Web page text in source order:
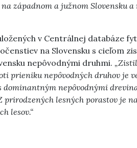
západnom a južnom Slovensku
v Centrálnej databáze
na Slovensku s cieľom
nepôvodnými druhmi.
prieniku nepôvodných druhov je
dominantným nepôvodnými
prirodzených lesných porastov je
lesov.“